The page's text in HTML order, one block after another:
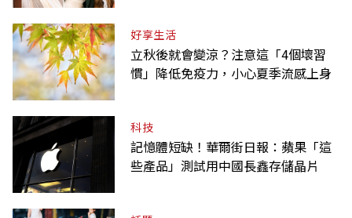
好享生活
立秋後就會變涼？注意這「4個壞習
慣」降低免疫力，小心夏季流感上身
科技
記憶體短缺！華爾街日報：蘋果「這
些產品」測試用中國長鑫存儲晶片